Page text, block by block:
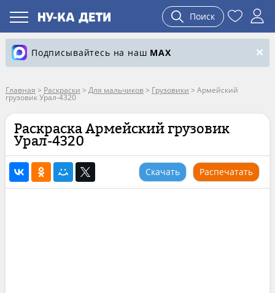
Поиск
Подписывайтесь на наш MAX
Главная > Раскраски > Для мальчиков> Грузовики > Армейский
грузовик Урал-4320
Раскраска Армейский грузовик
Урал-4320
Скачать Распечатать